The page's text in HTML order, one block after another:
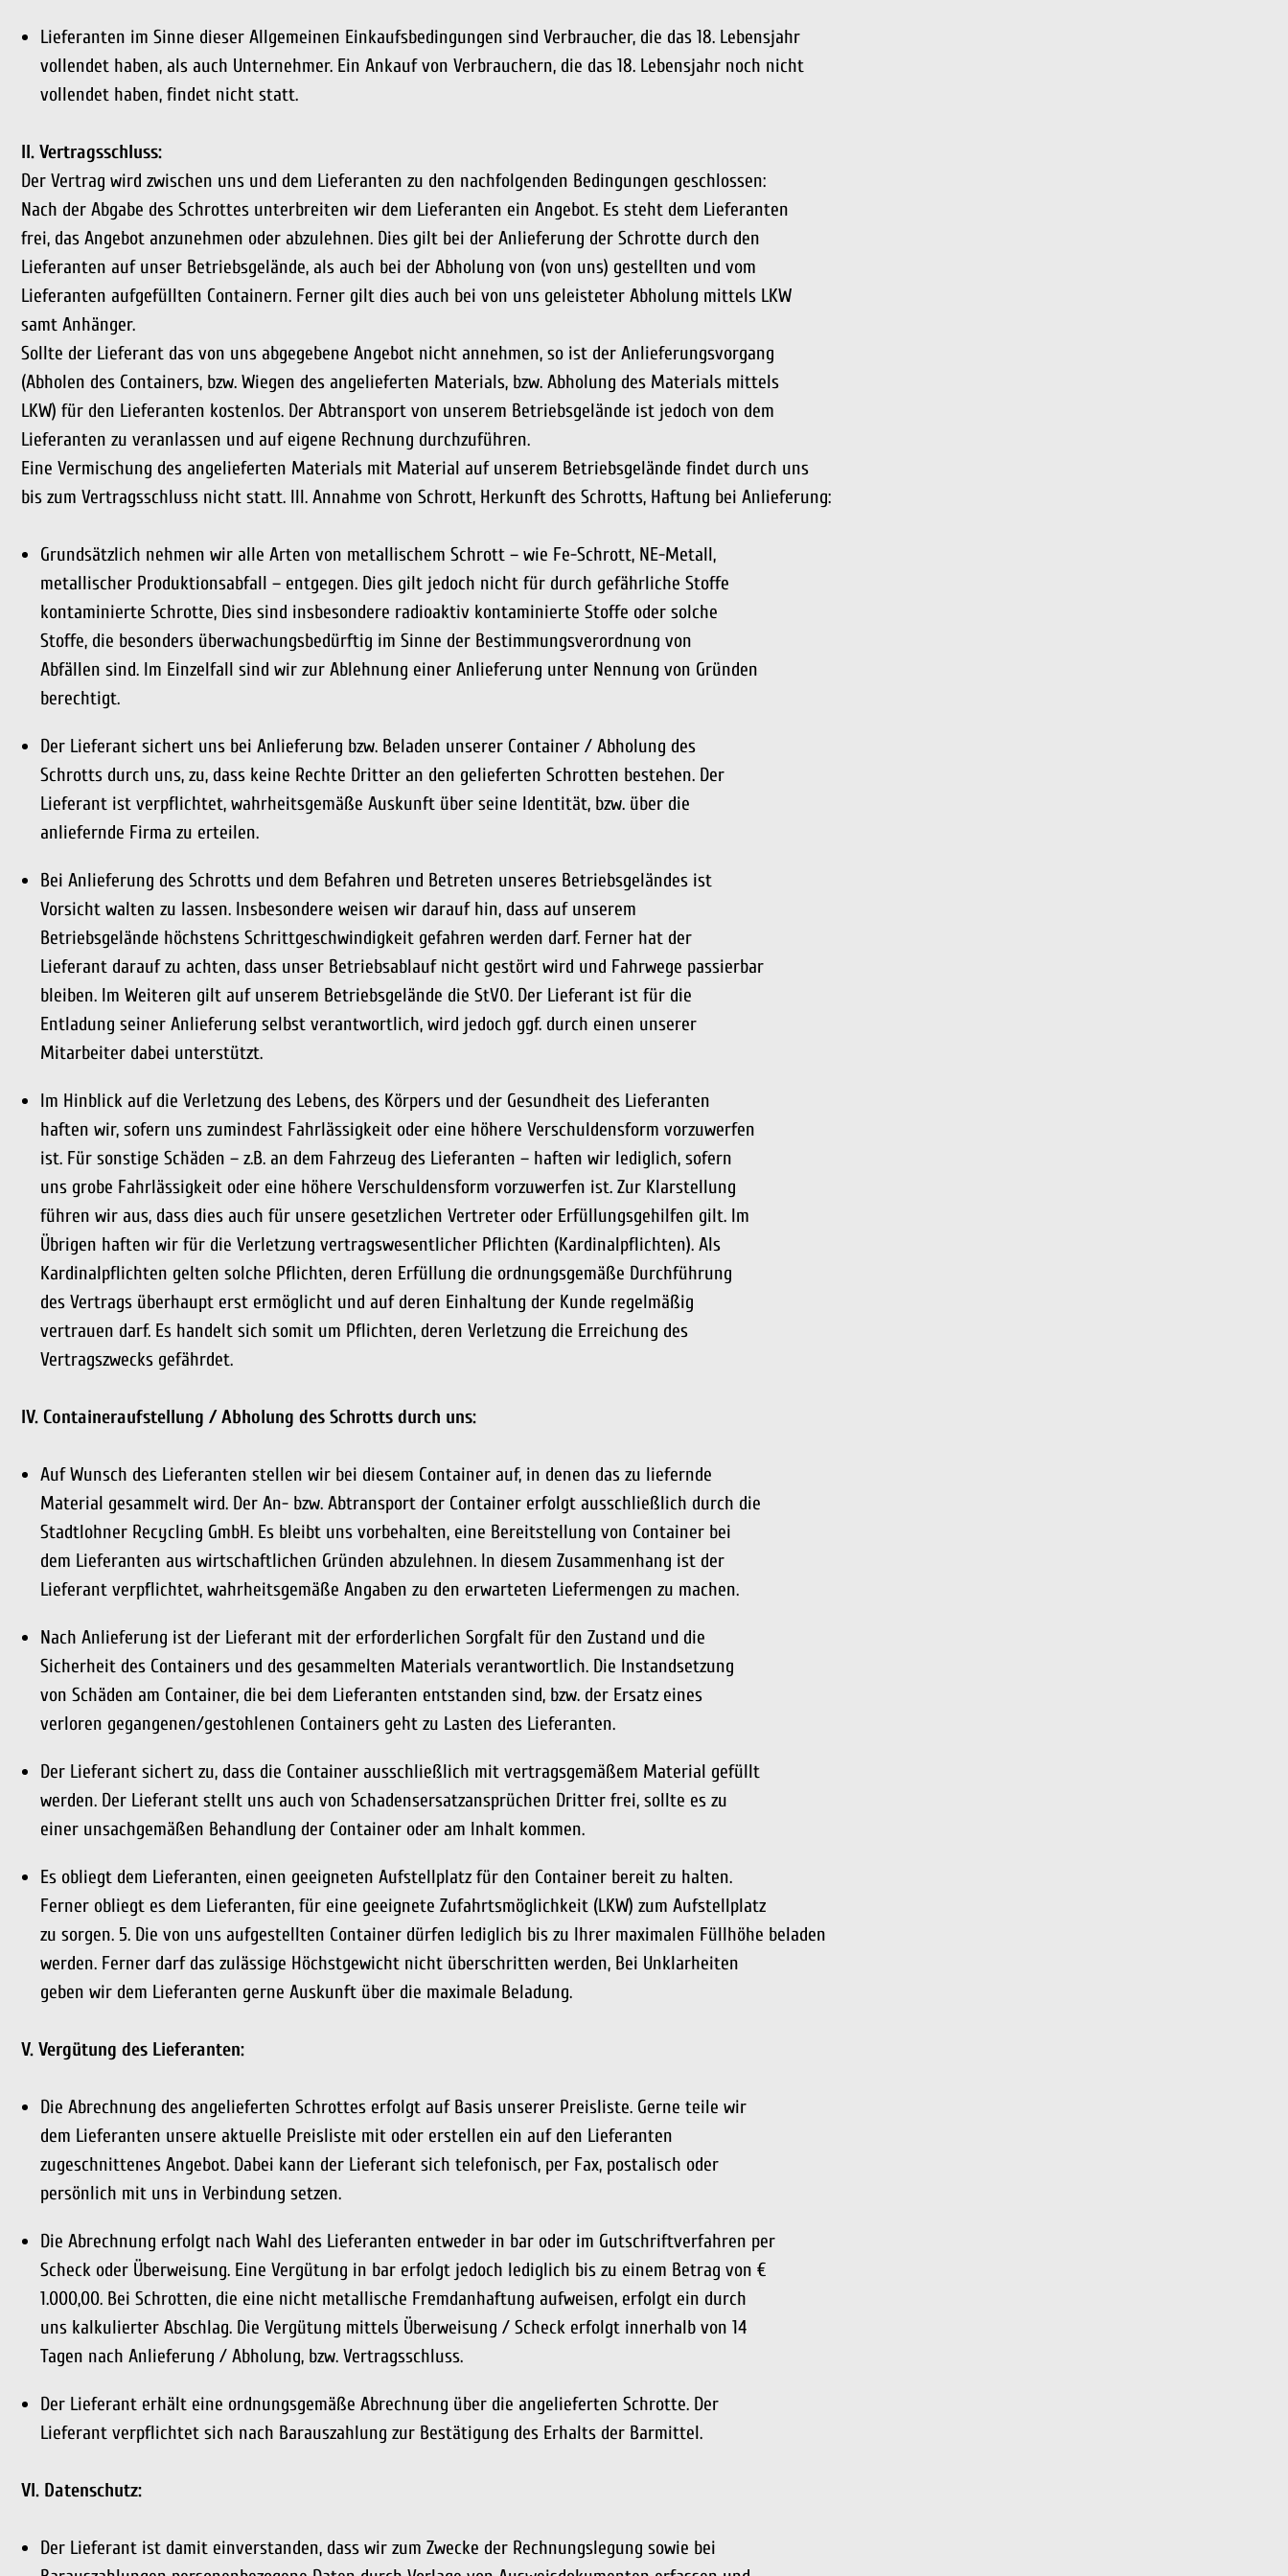
Lieferanten im Sinne dieser Allgemeinen Einkaufsbedingungen sind Verbraucher, die das 18. Lebensjahr
vollendet haben, als auch Unternehmer. Ein Ankauf von Verbrauchern, die das 18. Lebensjahr noch nicht
vollendet haben, findet nicht statt.
II. Vertragsschluss:
Der Vertrag wird zwischen uns und dem Lieferanten zu den nachfolgenden Bedingungen geschlossen:
Nach der Abgabe des Schrottes unterbreiten wir dem Lieferanten ein Angebot. Es steht dem Lieferanten
frei, das Angebot anzunehmen oder abzulehnen. Dies gilt bei der Anlieferung der Schrotte durch den
Lieferanten auf unser Betriebsgelände, als auch bei der Abholung von (von uns) gestellten und vom
Lieferanten aufgefüllten Containern. Ferner gilt dies auch bei von uns geleisteter Abholung mittels LKW
samt Anhänger.
Sollte der Lieferant das von uns abgegebene Angebot nicht annehmen, so ist der Anlieferungsvorgang
(Abholen des Containers, bzw. Wiegen des angelieferten Materials, bzw. Abholung des Materials mittels
LKW) für den Lieferanten kostenlos. Der Abtransport von unserem Betriebsgelände ist jedoch von dem
Lieferanten zu veranlassen und auf eigene Rechnung durchzuführen.
Eine Vermischung des angelieferten Materials mit Material auf unserem Betriebsgelände findet durch uns
bis zum Vertragsschluss nicht statt. III. Annahme von Schrott, Herkunft des Schrotts, Haftung bei Anlieferung:
Grundsätzlich nehmen wir alle Arten von metallischem Schrott – wie Fe-Schrott, NE-Metall,
metallischer Produktionsabfall – entgegen. Dies gilt jedoch nicht für durch gefährliche Stoffe
kontaminierte Schrotte, Dies sind insbesondere radioaktiv kontaminierte Stoffe oder solche
Stoffe, die besonders überwachungsbedürftig im Sinne der Bestimmungsverordnung von
Abfällen sind. Im Einzelfall sind wir zur Ablehnung einer Anlieferung unter Nennung von Gründen
berechtigt.
Der Lieferant sichert uns bei Anlieferung bzw. Beladen unserer Container / Abholung des
Schrotts durch uns, zu, dass keine Rechte Dritter an den gelieferten Schrotten bestehen. Der
Lieferant ist verpflichtet, wahrheitsgemäße Auskunft über seine Identität, bzw. über die
anliefernde Firma zu erteilen.
Bei Anlieferung des Schrotts und dem Befahren und Betreten unseres Betriebsgeländes ist
Vorsicht walten zu lassen. Insbesondere weisen wir darauf hin, dass auf unserem
Betriebsgelände höchstens Schrittgeschwindigkeit gefahren werden darf. Ferner hat der
Lieferant darauf zu achten, dass unser Betriebsablauf nicht gestört wird und Fahrwege passierbar
bleiben. Im Weiteren gilt auf unserem Betriebsgelände die StVO. Der Lieferant ist für die
Entladung seiner Anlieferung selbst verantwortlich, wird jedoch ggf. durch einen unserer
Mitarbeiter dabei unterstützt.
Im Hinblick auf die Verletzung des Lebens, des Körpers und der Gesundheit des Lieferanten
haften wir, sofern uns zumindest Fahrlässigkeit oder eine höhere Verschuldensform vorzuwerfen
ist. Für sonstige Schäden – z.B. an dem Fahrzeug des Lieferanten – haften wir lediglich, sofern
uns grobe Fahrlässigkeit oder eine höhere Verschuldensform vorzuwerfen ist. Zur Klarstellung
führen wir aus, dass dies auch für unsere gesetzlichen Vertreter oder Erfüllungsgehilfen gilt. Im
Übrigen haften wir für die Verletzung vertragswesentlicher Pflichten (Kardinalpflichten). Als
Kardinalpflichten gelten solche Pflichten, deren Erfüllung die ordnungsgemäße Durchführung
des Vertrags überhaupt erst ermöglicht und auf deren Einhaltung der Kunde regelmäßig
vertrauen darf. Es handelt sich somit um Pflichten, deren Verletzung die Erreichung des
Vertragszwecks gefährdet.
IV. Containeraufstellung / Abholung des Schrotts durch uns:
Auf Wunsch des Lieferanten stellen wir bei diesem Container auf, in denen das zu liefernde
Material gesammelt wird. Der An- bzw. Abtransport der Container erfolgt ausschließlich durch die
Stadtlohner Recycling GmbH. Es bleibt uns vorbehalten, eine Bereitstellung von Container bei
dem Lieferanten aus wirtschaftlichen Gründen abzulehnen. In diesem Zusammenhang ist der
Lieferant verpflichtet, wahrheitsgemäße Angaben zu den erwarteten Liefermengen zu machen.
Nach Anlieferung ist der Lieferant mit der erforderlichen Sorgfalt für den Zustand und die
Sicherheit des Containers und des gesammelten Materials verantwortlich. Die Instandsetzung
von Schäden am Container, die bei dem Lieferanten entstanden sind, bzw. der Ersatz eines
verloren gegangenen/gestohlenen Containers geht zu Lasten des Lieferanten.
Der Lieferant sichert zu, dass die Container ausschließlich mit vertragsgemäßem Material gefüllt
werden. Der Lieferant stellt uns auch von Schadensersatzansprüchen Dritter frei, sollte es zu
einer unsachgemäßen Behandlung der Container oder am Inhalt kommen.
Es obliegt dem Lieferanten, einen geeigneten Aufstellplatz für den Container bereit zu halten.
Ferner obliegt es dem Lieferanten, für eine geeignete Zufahrtsmöglichkeit (LKW) zum Aufstellplatz
zu sorgen. 5. Die von uns aufgestellten Container dürfen lediglich bis zu Ihrer maximalen Füllhöhe beladen
werden. Ferner darf das zulässige Höchstgewicht nicht überschritten werden, Bei Unklarheiten
geben wir dem Lieferanten gerne Auskunft über die maximale Beladung.
V. Vergütung des Lieferanten:
Die Abrechnung des angelieferten Schrottes erfolgt auf Basis unserer Preisliste. Gerne teile wir
dem Lieferanten unsere aktuelle Preisliste mit oder erstellen ein auf den Lieferanten
zugeschnittenes Angebot. Dabei kann der Lieferant sich telefonisch, per Fax, postalisch oder
persönlich mit uns in Verbindung setzen.
Die Abrechnung erfolgt nach Wahl des Lieferanten entweder in bar oder im Gutschriftverfahren per
Scheck oder Überweisung. Eine Vergütung in bar erfolgt jedoch lediglich bis zu einem Betrag von €
1.000,00. Bei Schrotten, die eine nicht metallische Fremdanhaftung aufweisen, erfolgt ein durch
uns kalkulierter Abschlag. Die Vergütung mittels Überweisung / Scheck erfolgt innerhalb von 14
Tagen nach Anlieferung / Abholung, bzw. Vertragsschluss.
Der Lieferant erhält eine ordnungsgemäße Abrechnung über die angelieferten Schrotte. Der
Lieferant verpflichtet sich nach Barauszahlung zur Bestätigung des Erhalts der Barmittel.
VI. Datenschutz:
Der Lieferant ist damit einverstanden, dass wir zum Zwecke der Rechnungslegung sowie bei